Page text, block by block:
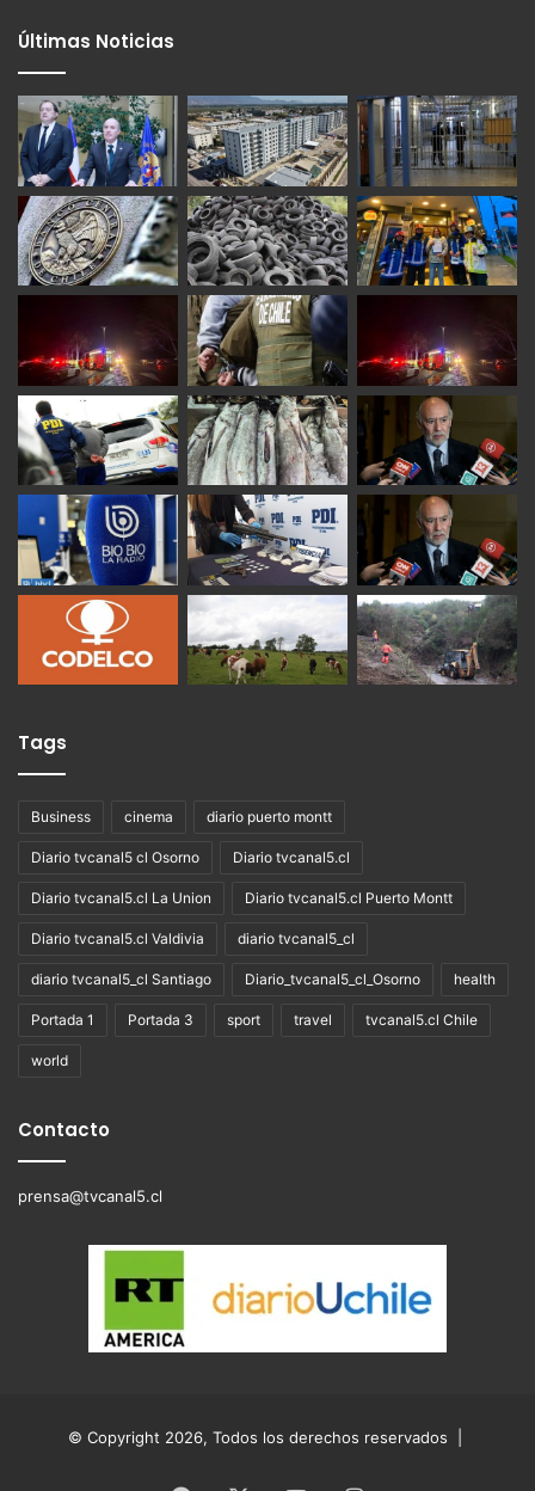
Últimas Noticias
Tags
Business cinema diario puerto montt
Diario tvcanal5 cl Osorno Diario tvcanal5.cl
Diario tvcanal5.cl La Union Diario tvcanal5.cl Puerto Montt
Diario tvcanal5.cl Valdivia diario tvcanal5_cl
diario tvcanal5_cl Santiago Diario_tvcanal5_cl_Osorno health
Portada 1 Portada 3 sport travel tvcanal5.cl Chile
world
Contacto
prensa@tvcanal5.cl
© Copyright 2026, Todos los derechos reservados |